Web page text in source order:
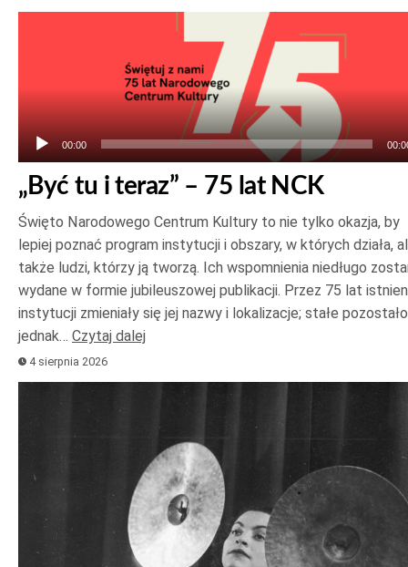
00:00
„Być tu i teraz” – 75 lat NCK
Święto Narodowego Centrum Kultury to nie tylko okazja, by
lepiej poznać program instytucji i obszary, w których działa,
także ludzi, którzy ją tworzą. Ich wspomnienia niedługo
wydane w formie jubileuszowej publikacji. Przez 75 lat
instytucji zmieniały się jej nazwy i lokalizacje; stałe pozostało
jednak… Czytaj dalej
4 sierpnia 2026